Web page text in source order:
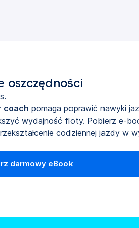
oszczędności
coach pomaga poprawić nawyki
wydajność floty. Pobierz e-
codziennej jazdy w
darmowy eBook